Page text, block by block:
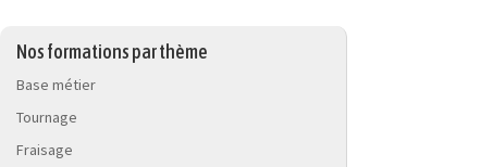
Nos formations par thème
Base métier
Tournage
Fraisage